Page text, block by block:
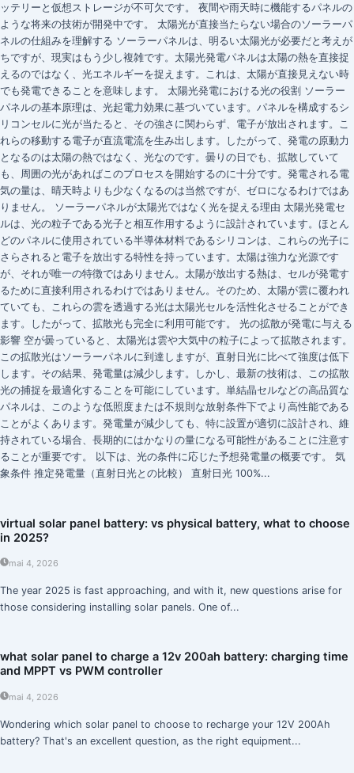
ッテリーと仮想ストレージが不可欠です。 夜間や雨天時に機能するパネルの
ような将来の技術が開発中です。 太陽光が直接当たらない場合のソーラーパ
ネルの仕組みを理解する ソーラーパネルは、明るい太陽光が必要だと考えが
ちですが、現実はもう少し複雑です。太陽光発電パネルは太陽の熱を直接捉
えるのではなく、光エネルギーを捉えます。これは、太陽が直接見えない時
でも発電できることを意味します。 太陽光発電における光の役割 ソーラー
パネルの基本原理は、光起電力効果に基づいています。パネルを構成するシ
リコンセルに光が当たると、その強さに関わらず、電子が放出されます。こ
れらの移動する電子が直流電流を生み出します。したがって、発電の原動力
となるのは太陽の熱ではなく、光なのです。曇りの日でも、拡散していて
も、周囲の光があればこのプロセスを開始するのに十分です。発電される電
気の量は、晴天時よりも少なくなるのは当然ですが、ゼロになるわけではあ
りません。 ソーラーパネルが太陽光ではなく光を捉える理由 太陽光発電セ
ルは、光の粒子である光子と相互作用するように設計されています。ほとん
どのパネルに使用されている半導体材料であるシリコンは、これらの光子に
さらされると電子を放出する特性を持っています。太陽は強力な光源です
が、それが唯一の特徴ではありません。太陽が放出する熱は、セルが発電す
るために直接利用されるわけではありません。そのため、太陽が雲に覆われ
ていても、これらの雲を透過する光は太陽光セルを活性化させることができ
ます。したがって、拡散光も完全に利用可能です。 光の拡散が発電に与える
影響 空が曇っていると、太陽光は雲や大気中の粒子によって拡散されます。
この拡散光はソーラーパネルに到達しますが、直射日光に比べて強度は低下
します。その結果、発電量は減少します。しかし、最新の技術は、この拡散
光の捕捉を最適化することを可能にしています。単結晶セルなどの高品質な
パネルは、このような低照度または不規則な放射条件下でより高性能である
ことがよくあります。発電量が減少しても、特に設置が適切に設計され、維
持されている場合、長期的にはかなりの量になる可能性があることに注意す
ることが重要です。 以下は、光の条件に応じた予想発電量の概要です。 気
象条件 推定発電量（直射日光との比較） 直射日光 100%...
virtual solar panel battery: vs physical battery, what to choose
in 2025?
mai 4, 2026
The year 2025 is fast approaching, and with it, new questions arise for
those considering installing solar panels. One of...
what solar panel to charge a 12v 200ah battery: charging time
and MPPT vs PWM controller
mai 4, 2026
Wondering which solar panel to choose to recharge your 12V 200Ah
battery? That's an excellent question, as the right equipment...